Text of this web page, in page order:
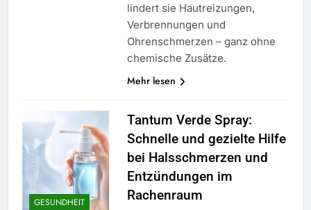
lindert sie Hautreizungen,
Verbrennungen und
Ohrenschmerzen – ganz ohne
chemische Zusätze.
Mehr lesen
GESUNDHEIT
Tantum Verde Spray:
Schnelle und gezielte Hilfe
bei Halsschmerzen und
Entzündungen im
Rachenraum